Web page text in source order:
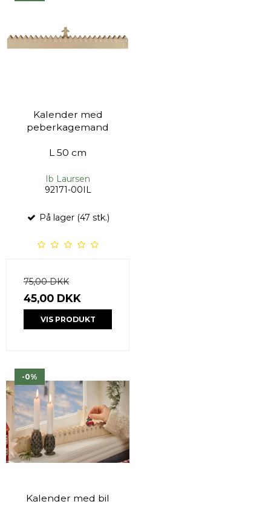
Kalender med
peberkagemand
L 50 cm
Ib Laursen
92171-00IL
På lager (47 stk.)
75,00 DKK
45,00 DKK
VIS PRODUKT
-0%
Kalender med bil